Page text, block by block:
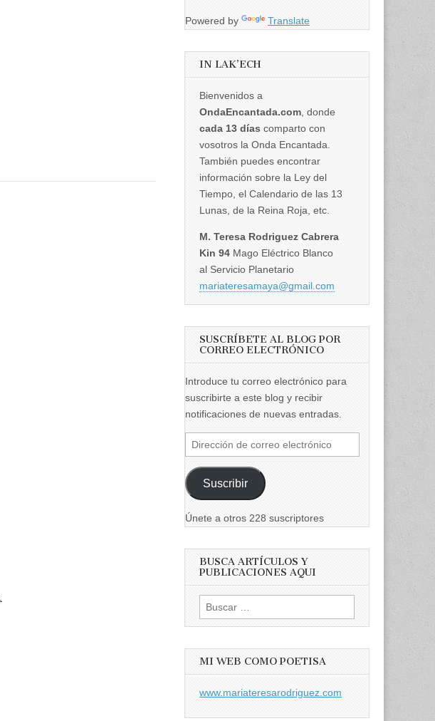
Powered by Translate
IN LAK’ECH
Bienvenidos a
OndaEncantada.com , donde
cada 13 días comparto con
vosotros la Onda Encantada.
También puedes encontrar
información sobre la Ley del
Tiempo, el Calendario de las 13
Lunas, de la Reina Roja, etc.
M. Teresa Rodriguez Cabrera
Kin 94 Mago Eléctrico Blanco
al Servicio Planetario
mariateresamaya@gmail.com
SUSCRÍBETE AL BLOG POR
CORREO ELECTRÓNICO
Introduce tu correo electrónico para
suscribirte a este blog y recibir
notificaciones de nuevas entradas.
Dirección
de
correo
electrónico
Suscribir
Únete a otros 228 suscriptores
BUSCA ARTÍCULOS Y
PUBLICACIONES AQUI
Buscar:
MI WEB COMO POETISA
www.mariateresarodriguez.com